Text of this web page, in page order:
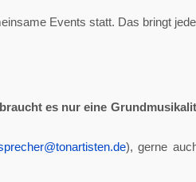
Events statt. Das bringt
es nur eine
), gerne